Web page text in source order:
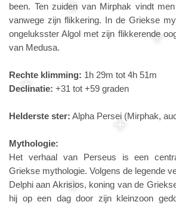
been. Ten zuiden van Mirphak vindt
vanwege zijn flikkering. In de Griekse
ongeluksster Algol met zijn flikkerende
van Medusa.
Rechte klimming: 1h 29m tot 4h 51m
Declinatie: +31 tot +59 graden
Helderste ster: Alpha Persei (Mirphak,
Mythologie:
Het verhaal van Perseus is een
Griekse mythologie. Volgens de legende
Delphi aan Akrisios, koning van de
hij op een dag door zijn kleinzoon